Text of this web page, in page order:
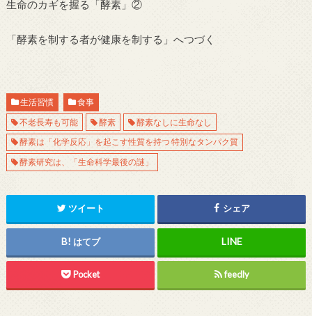
生命のカギを握る「酵素」②
「酵素を制する者が健康を制する」へつづく
生活習慣
食事
不老長寿も可能
酵素
酵素なしに生命なし
酵素は「化学反応」を起こす性質を持つ 特別なタンパク質
酵素研究は、「生命科学最後の謎」
ツイート シェア
はてブ
Pocket feedly